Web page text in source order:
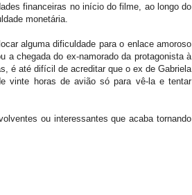
financeiras no início do filme, ao longo do
monetária.
alguma dificuldade para o enlace amoroso
a chegada do ex-namorado da protagonista à
é até difícil de acreditar que o ex de Gabriela
vinte horas de avião só para vê-la e tentar
ou interessantes que acaba tornando